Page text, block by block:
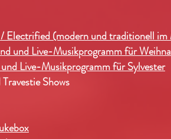
Electrified (modern und traditionell
und Live-Musikprogramm für
Live-Musikprogramm für Sylvester
Shows